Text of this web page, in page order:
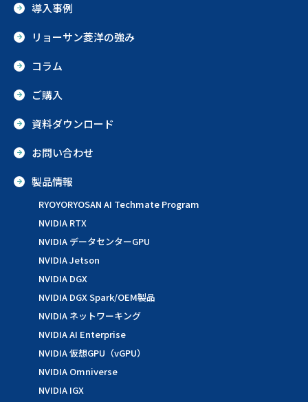
導入事例
リョーサン菱洋の強み
コラム
ご購入
資料ダウンロード
お問い合わせ
製品情報
RYOYORYOSAN AI Techmate Program
NVIDIA RTX
NVIDIA データセンターGPU
NVIDIA Jetson
NVIDIA DGX
NVIDIA DGX Spark/OEM製品
NVIDIA ネットワーキング
NVIDIA AI Enterprise
NVIDIA 仮想GPU（vGPU）
NVIDIA Omniverse
NVIDIA IGX